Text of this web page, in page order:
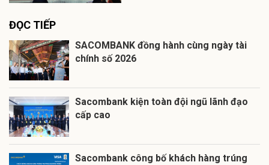
ĐỌC TIẾP
SACOMBANK đồng hành cùng ngày tài
chính số 2026
Sacombank kiện toàn đội ngũ lãnh đạo
cấp cao
Sacombank công bố khách hàng trúng